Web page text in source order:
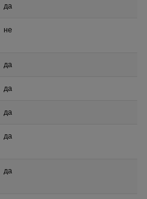
да
не
да
да
да
да
да